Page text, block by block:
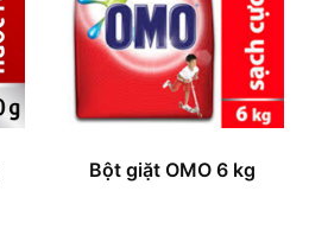
Bột giặt OMO 6 kg